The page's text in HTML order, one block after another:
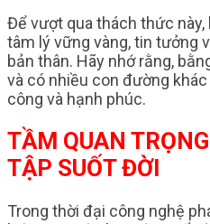
Để vượt qua thách thức
tâm lý vững vàng, tin tưởng
bản thân. Hãy nhớ rằng,
và có nhiều con đường
công và hạnh phúc.
TẦM QUAN
TẬP SUỐT ĐỜI
Trong thời đại công nghệ